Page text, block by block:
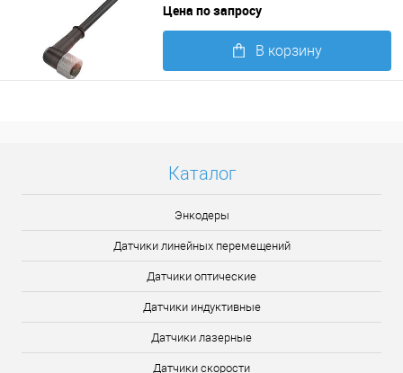
Цена по запросу
В корзину
Каталог
Энкодеры
Датчики линейных перемещений
Датчики оптические
Датчики индуктивные
Датчики лазерные
Датчики скорости